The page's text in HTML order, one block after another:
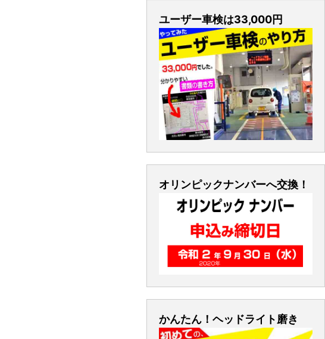
ユーザー車検は33,000円
オリンピックナンバーへ交換！
かんたん！ヘッドライト磨き